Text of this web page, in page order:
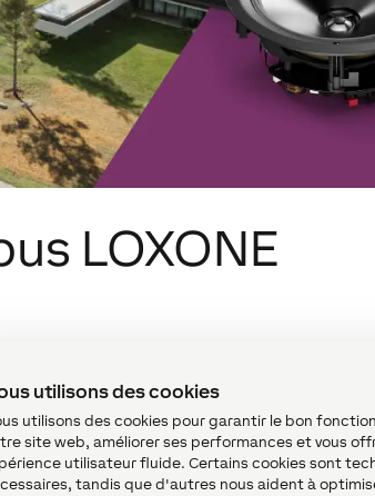
utilisons des cookies
utilisons des cookies pour garantir le bon
site web, améliorer ses performances et vous
utilisateur fluide. Certains cookies sont
tandis que d'autres nous aident à
LOXONE